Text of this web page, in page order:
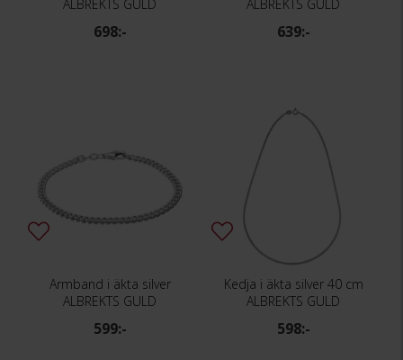
ALBREKTS GULD
698:-
ALBREKTS GULD
639:-
Armband i äkta silver
ALBREKTS GULD
599:-
Kedja i äkta silver 40 cm
ALBREKTS GULD
598:-